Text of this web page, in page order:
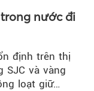
nước đi
định trên thị
SJC và vàng
loạt giữ